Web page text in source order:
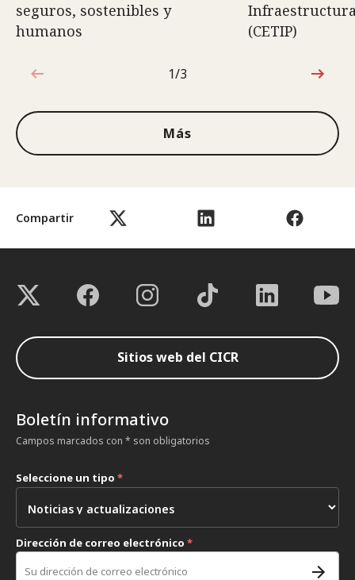
Compartir
seguros, sostenibles y
humanos
(CETIP)
1de3
1/3
Más
Sitios web del CICR
Boletín informativo
Campos marcados con * son obligatorios
Seleccione un tipo *
Dirección de correo electrónico *